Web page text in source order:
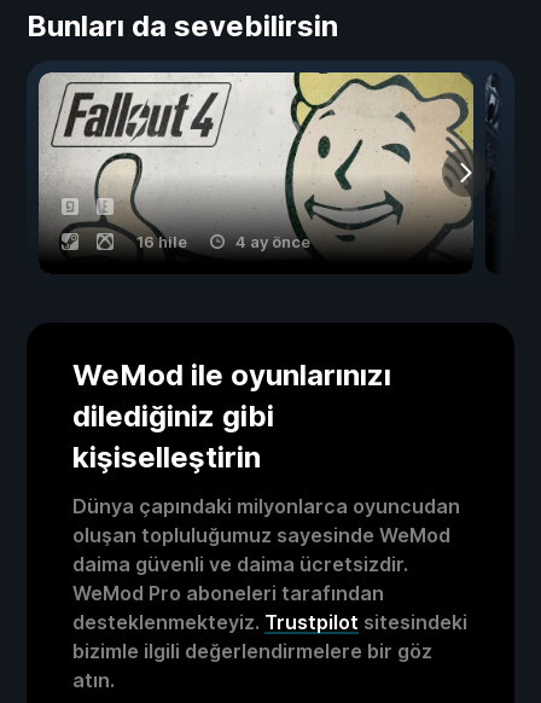
Bunları da sevebilirsin
16 hile 4 ay önce
WeMod ile oyunlarınızı
dilediğiniz gibi
kişiselleştirin
Dünya çapındaki milyonlarca oyuncudan
oluşan topluluğumuz sayesinde WeMod
daima güvenli ve daima ücretsizdir.
WeMod Pro aboneleri tarafından
desteklenmekteyiz. Trustpilot sitesindeki
bizimle ilgili değerlendirmelere bir göz
atın.